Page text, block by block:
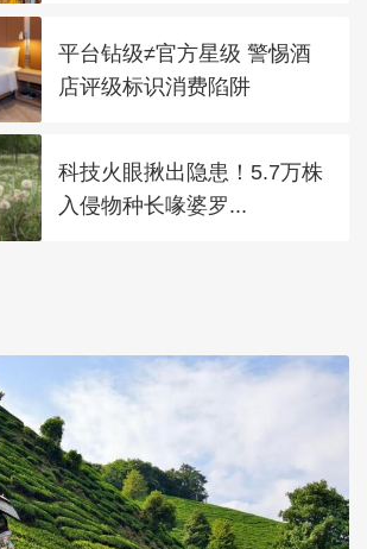
平台钻级≠官方星级 警惕酒
店评级标识消费陷阱
科技火眼揪出隐患！5.7万株
入侵物种长喙婆罗...